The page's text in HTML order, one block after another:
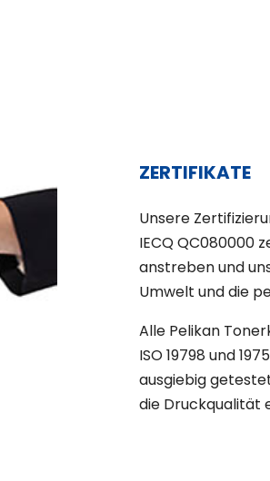
ZERTIFIKATE
Unsere
IECQ QC080000
anstreben und
Umwelt und die
Alle Pelikan
ISO 19798 und
ausgiebig
die Druckqualität